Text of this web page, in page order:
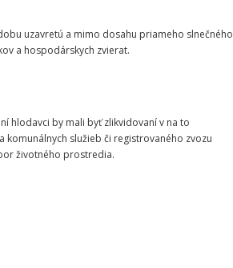
uzavretú a mimo dosahu priameho slnečného
a hospodárskych zvierat.
hlodavci by mali byť zlikvidovaní v na to
služieb či registrovaného zvozu
životného prostredia.